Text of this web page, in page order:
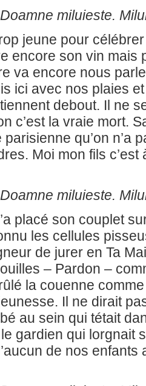
miluieste.
jeune pour
encore son vin mais
va encore nous
ici avec nos plaies
debout. Il ne
c’est la vraie mort.
qu’on n’a
Moi mon fils c’est
miluieste.
placé son couplet
les cellules
de jurer en Ta
– Pardon –
la couenne
Il ne dirait
au sein qui tétait
gardien qui lorgnait
de nos